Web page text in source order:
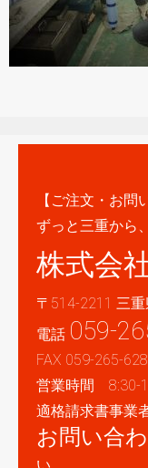
サイトマップ
【ご注文・お問
ずっと三重から
株式会
〒514-2211 三
電話 059-
FAX 059-265-
営業時間 8:30-
適格請求書事業
お問い合